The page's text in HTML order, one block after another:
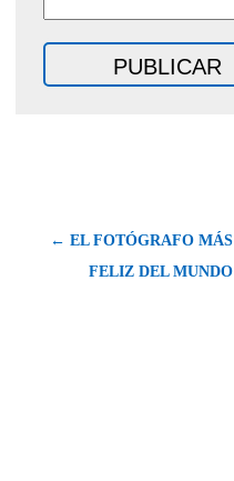
← EL FOTÓGRAFO MÁS
FELIZ DEL MUNDO